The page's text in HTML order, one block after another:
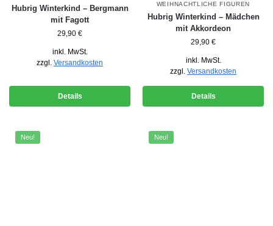
Hubrig Winterkind – Bergmann
mit Fagott
29,90 €
inkl. MwSt.
zzgl. Versandkosten
Details
WEIHNACHTLICHE FIGUREN
Hubrig Winterkind – Mädchen
mit Akkordeon
29,90 €
inkl. MwSt.
zzgl. Versandkosten
Details
Neu! Neu!